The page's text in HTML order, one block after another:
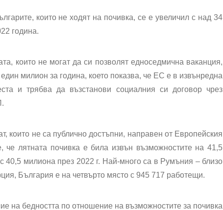
които не ходят на почивка, се е увеличил с над 34
година.
които не могат да си позволят едноседмична ваканция,
милион за година, което показва, че ЕС е в извънредна
и трябва да възстанови социалния си договор чрез
които не са публично достъпни, направен от Европейския
че лятната почивка е била извън възможностите на 41,5
40,5 милиона през 2022 г. Най-много са в Румъния – близо
България е на четвърто място с 945 717 работещи.
на бедността по отношение на възможностите за почивка